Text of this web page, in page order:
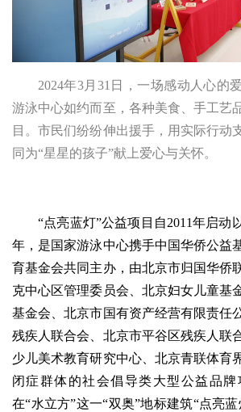
2024年3月31日，一场感动人心的
游泳中心如约而至，各种美食、手工艺
目。市民们纷纷伸出援手，用实际行动
同为“星星的孩子”献上爱心与关怀。
“点亮蓝灯”公益项目自2011年启动
年，是国家游泳中心携手中国华侨公益
育基金会共同主办，由北京市归国华侨
克中心区管理委员会、北京妇女儿童基
基金会、北京市国有资产经营有限责任
残疾人联合会、北京市平谷区残疾人联
少儿美术教育研究中心、北京青联体育
闭症群体的社会倡导类大型公益品
在“水立方”这一“双奥”地标建筑“点亮